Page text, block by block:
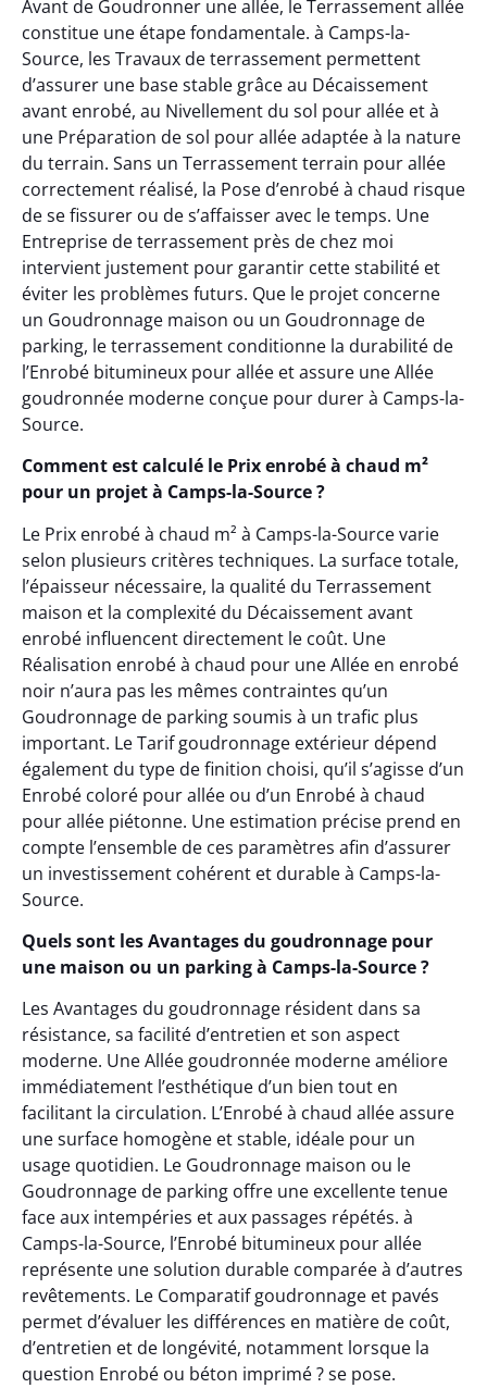
Avant de Goudronner une allée, le Terrassement allée
constitue une étape fondamentale. à Camps-la-
Source, les Travaux de terrassement permettent
d’assurer une base stable grâce au Décaissement
avant enrobé, au Nivellement du sol pour allée et à
une Préparation de sol pour allée adaptée à la nature
du terrain. Sans un Terrassement terrain pour allée
correctement réalisé, la Pose d’enrobé à chaud risque
de se fissurer ou de s’affaisser avec le temps. Une
Entreprise de terrassement près de chez moi
intervient justement pour garantir cette stabilité et
éviter les problèmes futurs. Que le projet concerne
un Goudronnage maison ou un Goudronnage de
parking, le terrassement conditionne la durabilité de
l’Enrobé bitumineux pour allée et assure une Allée
goudronnée moderne conçue pour durer à Camps-la-
Source.
Comment est calculé le Prix enrobé à chaud m²
pour un projet à Camps-la-Source ?
Le Prix enrobé à chaud m² à Camps-la-Source varie
selon plusieurs critères techniques. La surface totale,
l’épaisseur nécessaire, la qualité du Terrassement
maison et la complexité du Décaissement avant
enrobé influencent directement le coût. Une
Réalisation enrobé à chaud pour une Allée en enrobé
noir n’aura pas les mêmes contraintes qu’un
Goudronnage de parking soumis à un trafic plus
important. Le Tarif goudronnage extérieur dépend
également du type de finition choisi, qu’il s’agisse d’un
Enrobé coloré pour allée ou d’un Enrobé à chaud
pour allée piétonne. Une estimation précise prend en
compte l’ensemble de ces paramètres afin d’assurer
un investissement cohérent et durable à Camps-la-
Source.
Quels sont les Avantages du goudronnage pour
une maison ou un parking à Camps-la-Source ?
Les Avantages du goudronnage résident dans sa
résistance, sa facilité d’entretien et son aspect
moderne. Une Allée goudronnée moderne améliore
immédiatement l’esthétique d’un bien tout en
facilitant la circulation. L’Enrobé à chaud allée assure
une surface homogène et stable, idéale pour un
usage quotidien. Le Goudronnage maison ou le
Goudronnage de parking offre une excellente tenue
face aux intempéries et aux passages répétés. à
Camps-la-Source, l’Enrobé bitumineux pour allée
représente une solution durable comparée à d’autres
revêtements. Le Comparatif goudronnage et pavés
permet d’évaluer les différences en matière de coût,
d’entretien et de longévité, notamment lorsque la
question Enrobé ou béton imprimé ? se pose.